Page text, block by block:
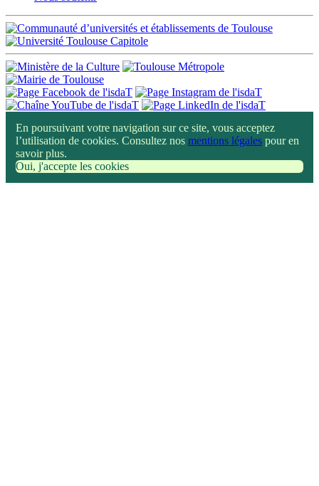
En poursuivant votre navigation sur ce site, vous acceptez
l’utilisation de cookies. Consultez nos mentions légales pour en
savoir plus.
Oui, j'accepte les cookies